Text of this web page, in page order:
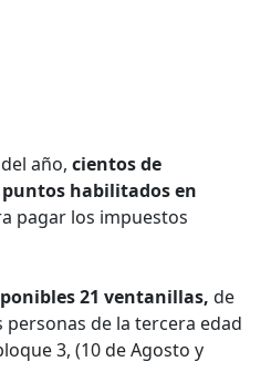
año,cientos de
habilitados en
pagar los impuestos
21 ventanillas,de
personas de la tercera edad
3, (10 de Agosto y